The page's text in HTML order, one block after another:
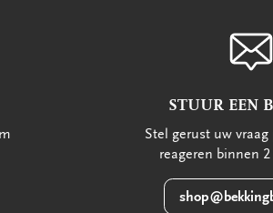
STUUR EEN
Stel gerust uw
reageren binnen